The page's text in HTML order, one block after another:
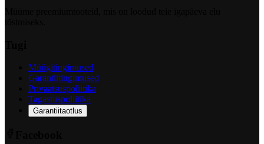
Müügitingimused
Garantiitingimused
Privaatsuspoliitika
Tagastuspoliitika
Garantiitaotlus